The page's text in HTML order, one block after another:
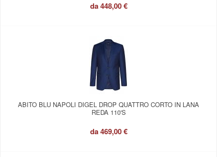
da448,00 €
ABITO BLU NAPOLI DIGEL DROP QUATTRO CORTO IN LANA
REDA 110'S
da469,00 €